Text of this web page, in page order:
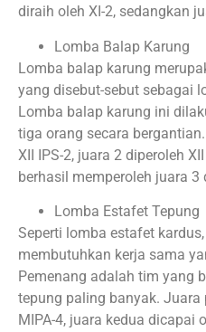
diraih oleh XI-2, sedangkan
Lomba Balap Karung
Lomba balap karung
yang disebut-sebut sebagai
Lomba balap karung ini
tiga orang secara
XII IPS-2, juara 2 diperoleh
berhasil memperoleh juara
Lomba Estafet Tepung
Seperti lomba estafet
membutuhkan kerja sama
Pemenang adalah tim yang
tepung paling banyak. Juara
MIPA-4, juara kedua dicapai